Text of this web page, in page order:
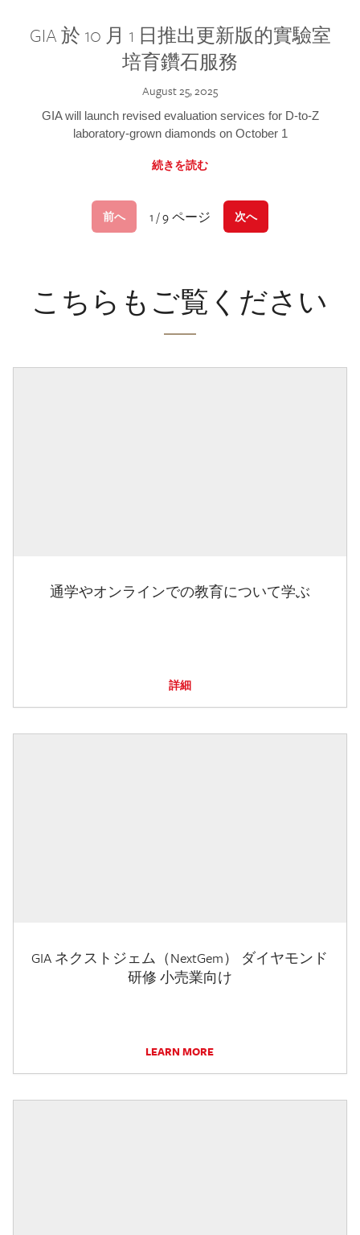
GIA 於 10 月 1 日推出更新版的實驗室
培育鑽石服務
August 25, 2025
GIA will launch revised evaluation services for D-to-Z
laboratory-grown diamonds on October 1
続きを読む
前へ 1 / 9 ページ 次へ
こちらもご覧ください
通学やオンラインでの教育について学ぶ
詳細
GIA ネクストジェム（NextGem） ダイヤモンド
研修 小売業向け
LEARN MORE